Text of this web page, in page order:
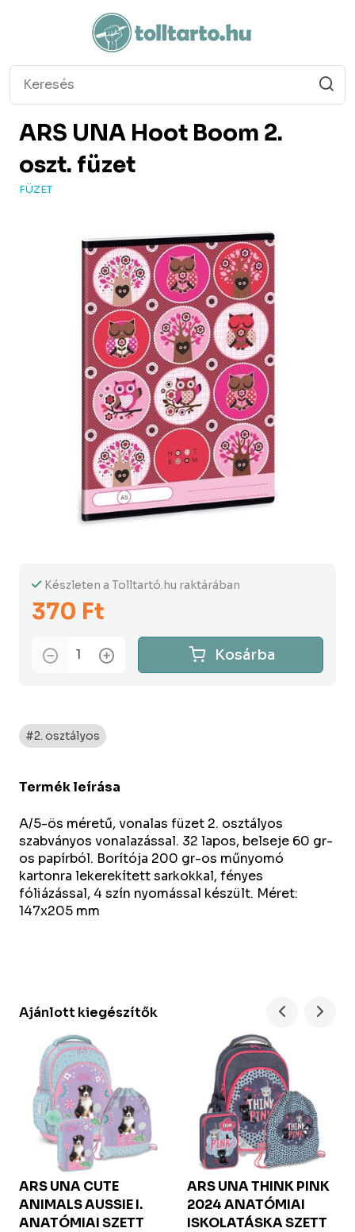
ARS UNA Hoot Boom 2.
oszt. füzet
FÜZET
Készleten a Tolltartó.hu raktárában
370 Ft
Kosárba
#2. osztályos
Termék leírása
A/5-ös méretű, vonalas füzet 2. osztályos
szabványos vonalazással. 32 lapos, belseje 60 gr-
os papírból. Borítója 200 gr-os műnyomó
kartonra lekerekített sarkokkal, fényes
fóliázással, 4 szín nyomással készült. Méret:
147x205 mm
Ajánlott kiegészítők
ARS UNACUTE
ANIMALS AUSSIE I.
ANATÓMIAI SZETT
ARS UNATHINK PINK
2024 ANATÓMIAI
ISKOLATÁSKA SZETT